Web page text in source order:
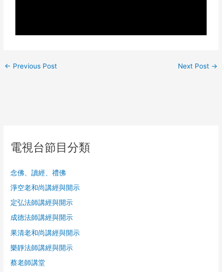
← Previous Post Next Post →
電視台節目分類
念佛、讀經、禮佛
淨空老和尚講經與開示
定弘法師講經與開示
成德法師講經與開示
果清老和尚講經與開示
樂靜法師講經與開示
蔡老師講堂